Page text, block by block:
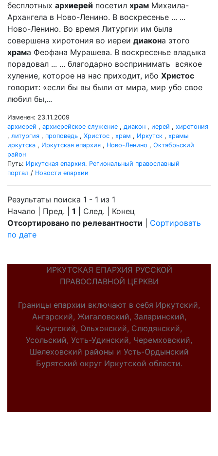
бесплотных архиерей посетил храм Михаила-
Архангела в Ново-Ленино. В воскресенье ... ...
Ново-Ленино. Во время Литургии им была
совершена хиротония во иереи диакона этого
храма Феофана Мурашева. В воскресенье владыка
порадовал ... ... благодарно воспринимать всякое
хуление, которое на нас приходит, ибо Христос
говорит: «если бы вы были от мира, мир убо свое
любил бы,...
Изменен: 23.11.2009
архиерей , архиерейское служение , диакон , иерей , хиротония
, литургия , проповедь , Христос , храм , Иркутск , храмы
иркутска , Иркутская епархия , Ново-Ленино , Октябрьский
район
Путь: Иркутская епархия. Региональный православный
портал / Новости епархии
Результаты поиска 1 - 1 из 1
Начало | Пред. | 1 | След. | Конец
Отсортировано по релевантности
Сортировать
по дате
ИРКУТСКАЯ ЕПАРХИЯ РУССКОЙ
ПРАВОСЛАВНОЙ ЦЕРКВИ
Границы епархии включают в себя Иркутский,
Ангарский, Жигаловский, Заларинский,
Качугский, Ольхонский, Слюдянский,
Усольский, Усть-Удинский, Черемховский,
Шелеховский районы и Усть-Ордынский
Бурятский округ Иркутской области.